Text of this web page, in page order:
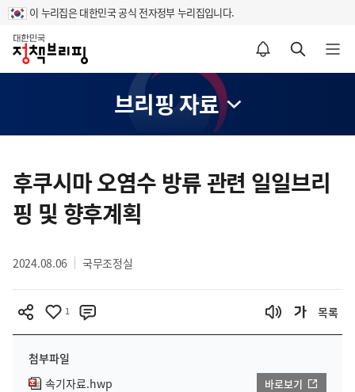
이 누리집은 대한민국 공식 전자정부 누리집입니다.
홈
알림설정 바로가기 검색 바로가기 메뉴 열기
브리핑 자료
텐
츠
영
후쿠시마 오염수 방류 관련 일일브리
핑 및 향후계획
2024.08.06 국무조정실
1 목록
첨부파일
속기자료.hwp
바로보기